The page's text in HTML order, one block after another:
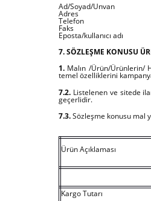
Ad/Soyad/Unvan
Adres
Telefon
Faks
Eposta/kullanıcı adı
7. SÖZLEŞME KONUSU
1. Malın /Ürün/Ürünlerin/
temel özelliklerini
7.2. Listelenen ve sitede
geçerlidir.
7.3.Sözleşme konusu mal
Ürün Açıklaması
Kargo Tutarı